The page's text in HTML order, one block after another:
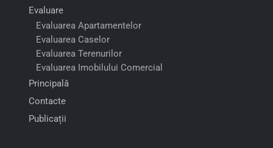
Evaluare
Evaluarea Apartamentelor
Evaluarea Caselor
Evaluarea Terenurilor
Evaluarea Imobilului Comercial
Principală
Contacte
Publicații